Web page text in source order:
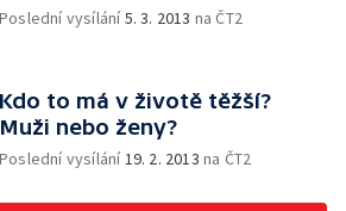
Poslední vysílání5. 3. 2013 na ČT2
Kdo to má v životě těžší?
Muži nebo ženy?
Poslední vysílání19. 2. 2013 na ČT2